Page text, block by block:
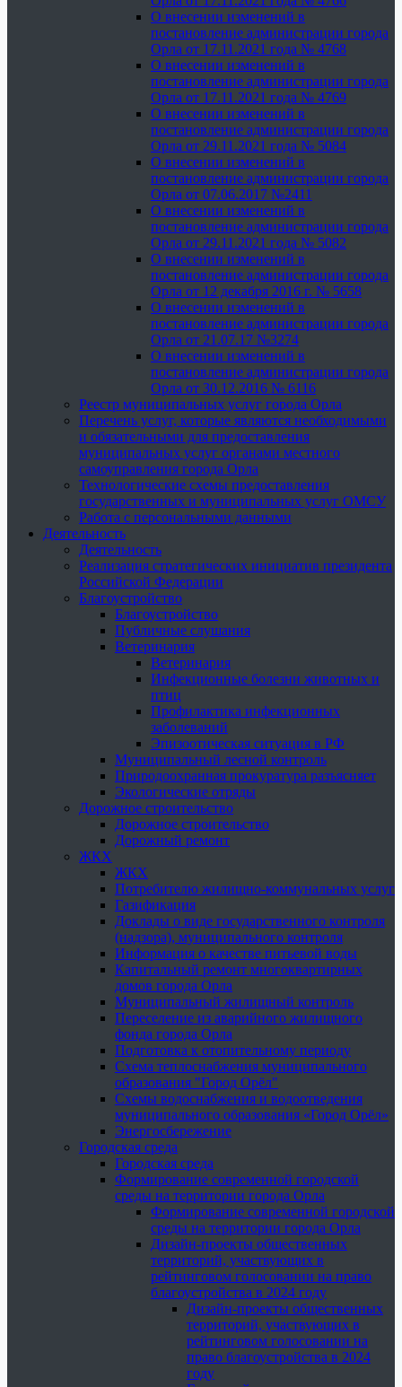
О внесении изменений в
постановление администрации города
Орла от 17.11.2021 года № 4768
О внесении изменений в
постановление администрации города
Орла от 17.11.2021 года № 4769
О внесении изменений в
постановление администрации города
Орла от 29.11.2021 года № 5084
О внесении изменений в
постановление администрации города
Орла от 07.06.2017 №2411
О внесении изменений в
постановление администрации города
Орла от 29.11.2021 года № 5082
О внесении изменений в
постановление администрации города
Орла от 12 декабря 2016 г. № 5658
О внесении изменений в
постановление администрации города
Орла от 21.07.17 №3274
О внесении изменений в
постановление администрации города
Орла от 30.12.2016 № 6116
Реестр муниципальных услуг города Орла
Перечень услуг, которые являются необходимыми
и обязательными для предоставления
муниципальных услуг органами местного
самоуправления города Орла
Технологические схемы предоставления
государственных и муниципальных услуг ОМСУ
Работа с персональными данными
Деятельность
Деятельность
Реализация стратегических инициатив президента
Российской Федерации
Благоустройство
Благоустройство
Публичные слушания
Ветеринария
Ветеринария
Инфекционные болезни животных и
птиц
Профилактика инфекционных
заболеваний
Эпизоотическая ситуация в РФ
Муниципальный лесной контроль
Природоохранная прокуратура разъясняет
Экологические отряды
Дорожное строительство
Дорожное строительство
Дорожный ремонт
ЖКХ
ЖКХ
Потребителю жилищно-коммунальных услуг
Газификация
Доклады о виде государственного контроля
(надзора), муниципального контроля
Информация о качестве питьевой воды
Капитальный ремонт многоквартирных
домов города Орла
Муниципальный жилищный контроль
Переселение из аварийного жилищного
фонда города Орла
Подготовка к отопительному периоду
Схема теплоснабжения муниципального
образования "Город Орёл"
Схемы водоснабжения и водоотведения
муниципального образования «Город Орёл»
Энергосбережение
Городская среда
Городская среда
Формирование современной городской
среды на территории города Орла
Формирование современной городской
среды на территории города Орла
Дизайн-проекты общественных
территорий, участвующих в
рейтинговом голосовании на право
благоустройства в 2024 году
Дизайн-проекты общественных
территорий, участвующих в
рейтинговом голосовании на
право благоустройства в 2024
году